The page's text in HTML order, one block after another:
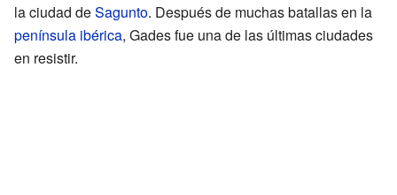
la ciudad deSagunto. Después de muchas batallas en la
península ibérica, Gades fue una de las últimas ciudades
en resistir.